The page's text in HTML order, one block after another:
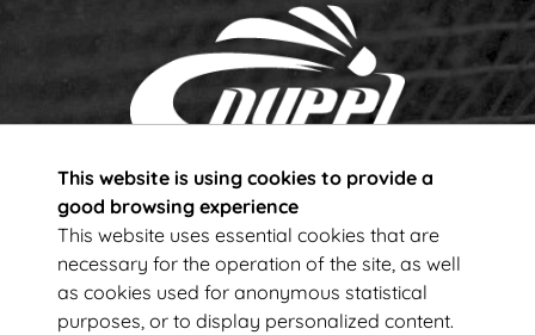
This website is using cookies to provide a
good browsing experience
This website uses essential cookies that are
necessary for the operation of the site, as well
as cookies used for anonymous statistical
purposes, or to display personalized content.
Subscribe to our newsletter!
Your e-mail address